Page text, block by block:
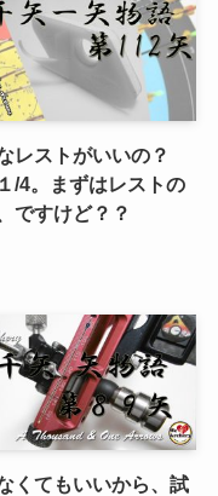
レストがいいの？
/4。まずはレストの
ですけど？？
くてもいいから、試